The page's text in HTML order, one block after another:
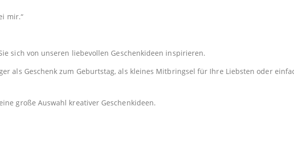
mir.“
sich von unseren liebevollen Geschenkideen inspirieren.
als Geschenk zum Geburtstag, als kleines Mitbringsel für Ihre Liebsten oder
große Auswahl kreativer Geschenkideen.